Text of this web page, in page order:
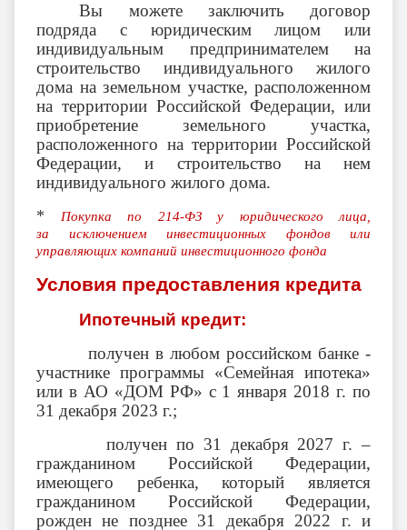
Вы можете заключить договор
подряда с юридическим лицом или
индивидуальным предпринимателем на
строительство индивидуального жилого
дома на земельном участке, расположенном
на территории Российской Федерации, или
приобретение земельного участка,
расположенного на территории Российской
Федерации, и строительство на нем
индивидуального жилого дома.
*
Покупка по 214-ФЗ у юридического лица,
за исключением инвестиционных фондов или
управляющих компаний инвестиционного фонда
Условия предоставления кредита
Ипотечный кредит:
получен в любом российском банке -
участнике программы «Семейная ипотека»
или в АО «ДОМ РФ» с 1 января 2018 г. по
31 декабря 2023 г.;
получен по 31 декабря 2027 г. –
гражданином Российской Федерации,
имеющего ребенка, который является
гражданином Российской Федерации,
рожден не позднее 31 декабря 2022 г. и